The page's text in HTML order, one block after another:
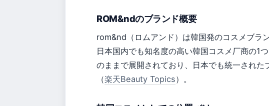
ROM&ndのブランド概要
rom&nd（ロムアンド）は韓国発のコスメブラン
日本国内でも知名度の高い韓国コスメ厂商の1
のままで展開されており、日本でも統一された
（楽天Beauty Topics）。